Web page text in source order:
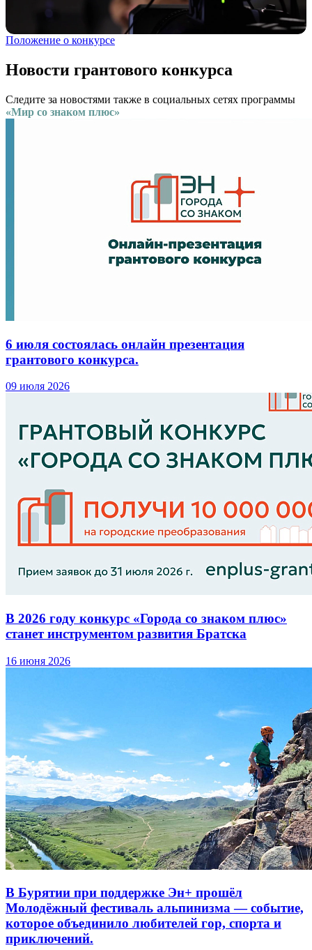
Положение о конкурсе
Новости грантового конкурса
Следите за новостями также в социальных сетях программы
«Мир со знаком плюс»
6 июля состоялась онлайн презентация
грантового конкурса.
09 июля 2026
В 2026 году конкурс «Города со знаком плюс»
станет инструментом развития Братска
16 июня 2026
В Бурятии при поддержке Эн+ прошёл
Молодёжный фестиваль альпинизма — событие,
которое объединило любителей гор, спорта и
приключений.